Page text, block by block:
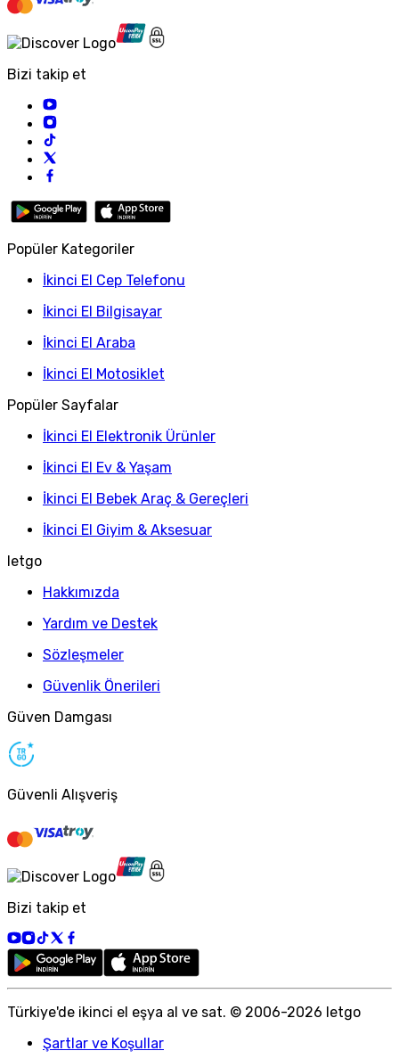
Bizi takip et
Popüler Kategoriler
İkinci El Cep Telefonu
İkinci El Bilgisayar
İkinci El Araba
İkinci El Motosiklet
Popüler Sayfalar
İkinci El Elektronik Ürünler
İkinci El Ev & Yaşam
İkinci El Bebek Araç & Gereçleri
İkinci El Giyim & Aksesuar
letgo
Hakkımızda
Yardım ve Destek
Sözleşmeler
Güvenlik Önerileri
Güven Damgası
Güvenli Alışveriş
Bizi takip et
Türkiye'de ikinci el eşya al ve sat. © 2006-2026 letgo
Şartlar ve Koşullar